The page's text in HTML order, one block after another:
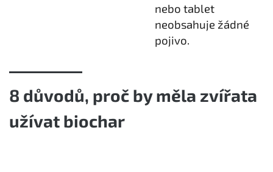
nebo tablet
neobsahuje žádné
pojivo.
8 důvodů, proč by měla zvířata
užívat biochar